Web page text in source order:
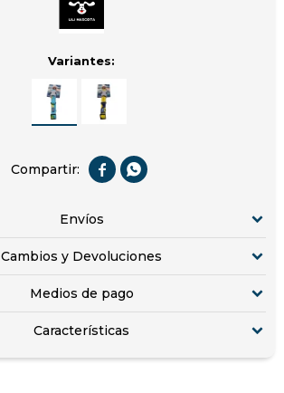
Variantes:
 
Envíos
Cambios y Devoluciones
Medios de pago
Características